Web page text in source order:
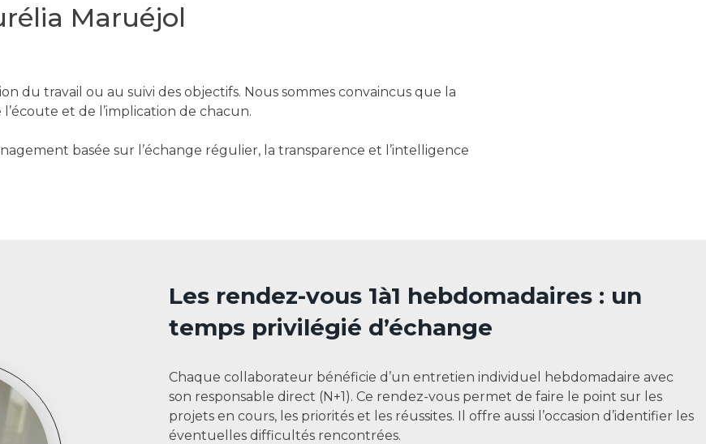
Maruéjol
du travail ou au suivi des objectifs. Nous sommes convaincus que la
et de l’implication de chacun.
basée sur l’échange régulier, la transparence et l’intelligence
Les rendez-vous 1à1 hebdomadaires : un
temps privilégié d’échange
Chaque collaborateur bénéficie d’un entretien individuel hebdomadaire avec
son responsable direct (N+1). Ce rendez-vous permet de faire le point sur les
projets en cours, les priorités et les réussites. Il offre aussi l’occasion d’identifier les
éventuelles difficultés rencontrées.